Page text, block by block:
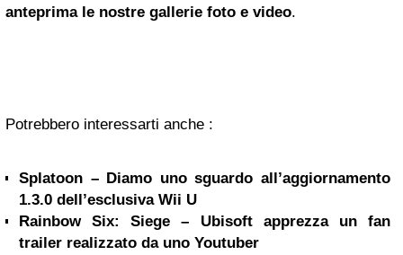
anteprima le nostre gallerie foto e video.
Potrebbero interessarti anche :
Splatoon – Diamo uno sguardo all’aggiornamento
1.3.0 dell’esclusiva Wii U
Rainbow Six: Siege – Ubisoft apprezza un fan
trailer realizzato da uno Youtuber